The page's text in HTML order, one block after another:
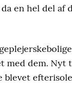
en hel del af
med dem.
blevet